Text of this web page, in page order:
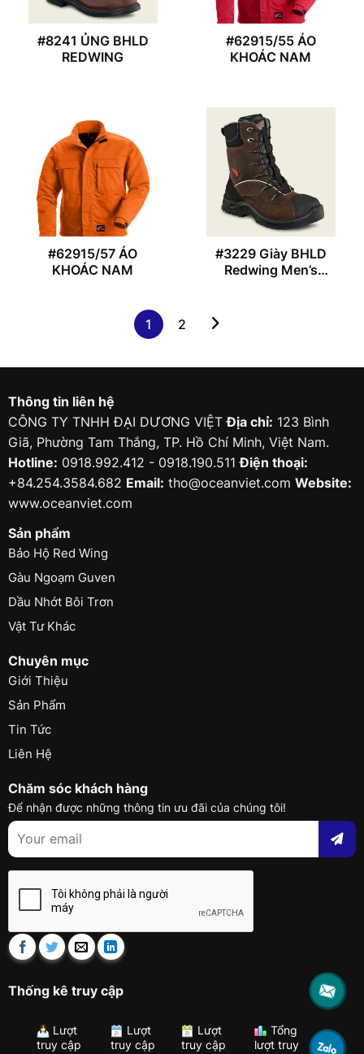
#8241 ỦNG BHLD
REDWING
#62915/55 ÁO
KHOÁC NAM
#62915/57 ÁO
KHOÁC NAM
#3229 Giày BHLD
Redwing Men’s
1 2
Thông tin liên hệ
CÔNG TY TNHH ĐẠI DƯƠNG VIỆTĐịa chỉ: 123 Bình
Giã, Phường Tam Thắng, TP. Hồ Chí Minh, Việt Nam.
Hotline: 0918.992.412 - 0918.190.511Điện thoại:
+84.254.3584.682 Email: tho@oceanviet.com Website:
www.oceanviet.com
Sản phẩm
Bảo Hộ Red Wing
Gàu Ngoạm Guven
Dầu Nhớt Bôi Trơn
Vật Tư Khác
Chuyên mục
Giới Thiệu
Sản Phẩm
Tin Tức
Liên Hệ
Chăm sóc khách hàng
Để nhận được những thông tin ưu đãi của chúng tôi!
Thống kê truy cập
Lượt
truy cập
Lượt
truy cập
Lượt
truy cập
Tổng
lượt truy